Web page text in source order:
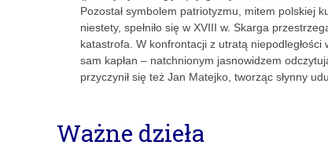
Pozostał symbolem patriotyzmu, mitem polskiej
niestety, spełniło się w XVIII w. Skarga
katastrofa. W konfrontacji z utratą
sam kapłan – natchnionym jasnowidzem
przyczynił się też Jan Matejko, tworząc słynny
Ważne dzieła